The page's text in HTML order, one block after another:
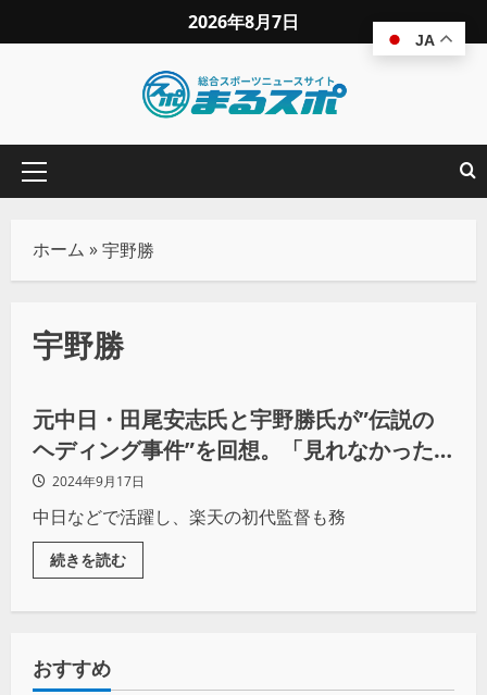
2026年8月7日
ホーム »宇野勝
宇野勝
野球
元中日・田尾安志氏と宇野勝氏が”伝説の
ヘディング事件”を回想。「見れなかった
なぁ」と語るあの投手の激怒シーン
2024年9月17日
中日などで活躍し、楽天の初代監督も務
続きを読む
おすすめ
JA